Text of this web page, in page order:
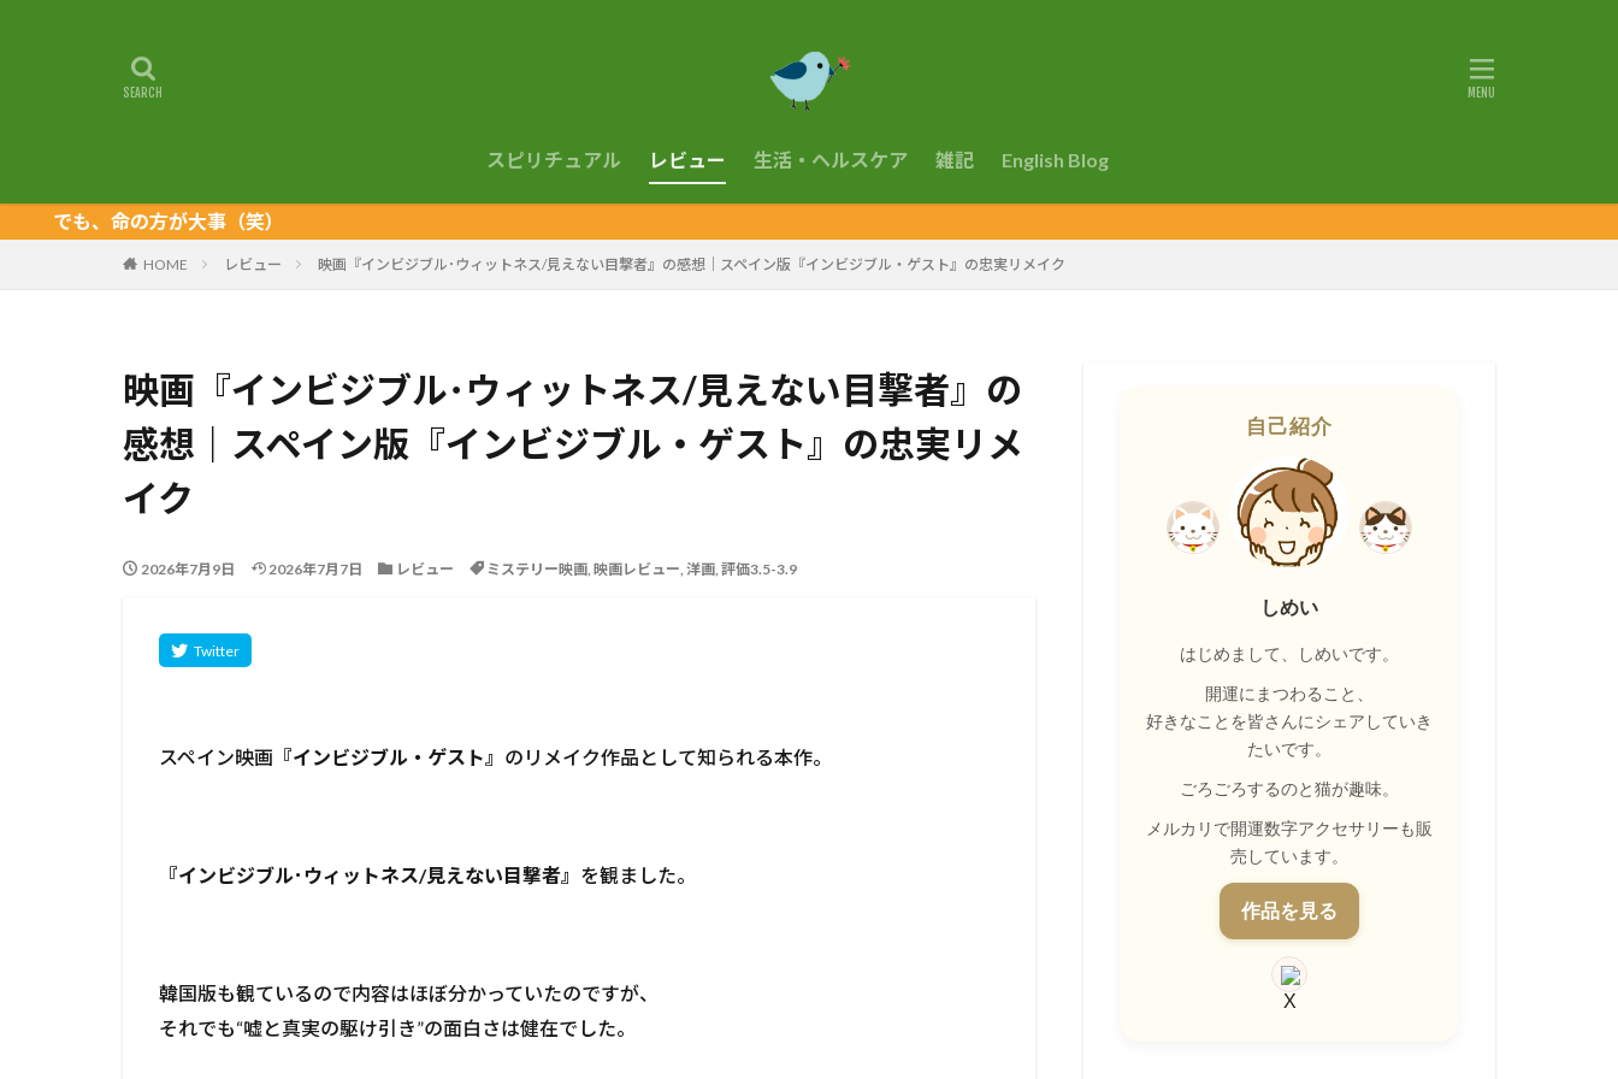
スピリチュアル レビュー 生活・ヘルスケア 雑記 English Blog
命の方が大事（笑）
HOME レビュー 映画『インビジブル･ウィットネス/見えない目撃者』の感想｜スペイン版『インビジブル・ゲスト』の忠実リメイク
映画『インビジブル･ウィットネス/見えない目撃者』の
感想｜スペイン版『インビジブル・ゲスト』の忠実リメ
イク
2026年7月9日 2026年7月7日 レビュー ミステリー映画, 映画レビュー, 洋画, 評価3.5-3.9
スペイン映画 『インビジブル・ゲスト』 のリメイク作品として知られる本作。
『インビジブル･ウィットネス/見えない目撃者』 を観ました。
韓国版も観ているので内容はほぼ分かっていたのですが、
それでも“嘘と真実の駆け引き”の面白さは健在でした。
自己紹介
しめい
はじめまして、しめいです。
開運にまつわること、
好きなことを皆さんにシェアしていき
たいです。
ごろごろするのと猫が趣味。
メルカリで開運数字アクセサリーも販
売しています。
作品を見る